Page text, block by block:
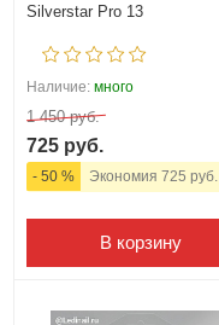
Silverstar Pro 13
Наличие: много
1 450 руб.
725 руб.
- 50 % Экономия 725 руб.
В корзину